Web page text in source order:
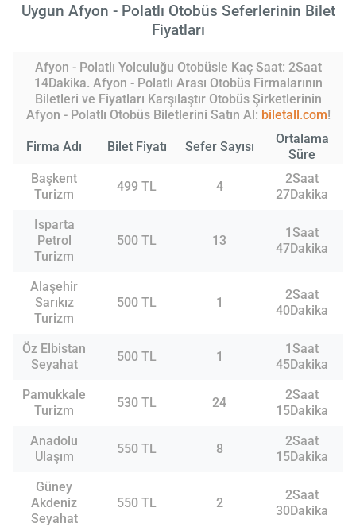
Uygun Afyon - Polatlı Otobüs Seferlerinin Bilet
Fiyatları
Afyon - Polatlı Yolculuğu Otobüsle Kaç Saat: 2Saat
14Dakika. Afyon - Polatlı Arası Otobüs Firmalarının
Biletleri ve Fiyatları Karşılaştır Otobüs Şirketlerinin
Afyon - Polatlı Otobüs Biletlerini Satın Al: biletall.com!
Firma Adı Bilet Fiyatı Sefer Sayısı
Ortalama
Süre
Başkent
Turizm
499 TL 4
2Saat
27Dakika
Isparta
Petrol
Turizm
500 TL 13
1Saat
47Dakika
Alaşehir
Sarıkız
Turizm
500 TL 1
2Saat
40Dakika
Öz Elbistan
Seyahat
500 TL 1
1Saat
45Dakika
Pamukkale
Turizm
530 TL 24
2Saat
15Dakika
Anadolu
Ulaşım
550 TL 8
2Saat
15Dakika
Güney
Akdeniz
Seyahat
550 TL 2
2Saat
30Dakika